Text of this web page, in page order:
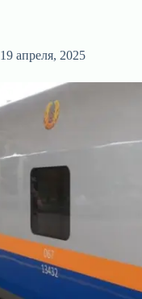
19 апреля, 2025